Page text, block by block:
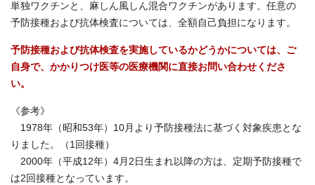
単独ワクチンと、麻しん風しん混合ワクチンがあります。任意の
予防接種および抗体検査については、全額自己負担になります。
予防接種および抗体検査を実施しているかどうかについては、ご
自身で、かかりつけ医等の医療機関に直接お問い合わせくださ
い。
《参考》
1978年（昭和53年）10月より予防接種法に基づく対象疾患とな
りました。（1回接種）
2000年（平成12年）4月2日生まれ以降の方は、定期予防接種で
は2回接種となっています。